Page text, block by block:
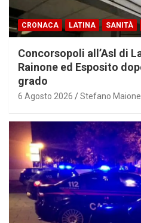
CRONACA LATINA SANITÀ
Concorsopoli all’Asl di
Rainone ed Esposito
grado
6 Agosto 2026 Stefano Maione